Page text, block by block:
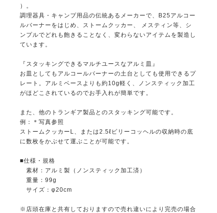
）。
調理器具・キャンプ用品の伝統あるメーカーで、B25アルコー
ルバーナーをはじめ、ストームクッカー、 メスティン等、シ
ンプルでどれも飽きることなく、変わらないアイテムを製造し
ています。
『スタッキングできるマルチユースなアルミ皿』
お皿としてもアルコールバーナーの土台としても使用できるプ
レート。アルミベースよりも約10g軽く、ノンスティック加工
がほどこされているのでお手入れが簡単です。
また、他のトランギア製品とのスタッキング可能です。
例：＊写真参照
ストームクッカーL、または2.5ℓビリーコッヘルの収納時の底
に数枚をかぶせて運ぶことが可能です。
■仕様・規格
素材：アルミ製（ノンスティック加工済）
重量：99g
サイズ：φ20cm
※店頭在庫と共有しておりますので売れ違いにより完売の場合